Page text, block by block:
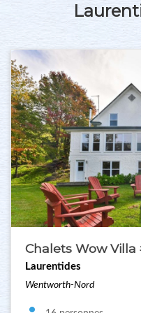
Chalets Wow Villa
Laurentides
Wentworth-Nord